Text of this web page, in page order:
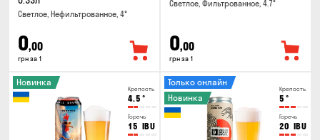
Светлое, Нефильтрованное, 4°
0,00
грн за 1
Светлое, Фильтрованное, 4.7°
0,00
грн за 1
Крепость
4.5 °
Горечь
15 IBU
Новинка
Крепость
5 °
Горечь
20 IBU
Только онлайн
Новинка